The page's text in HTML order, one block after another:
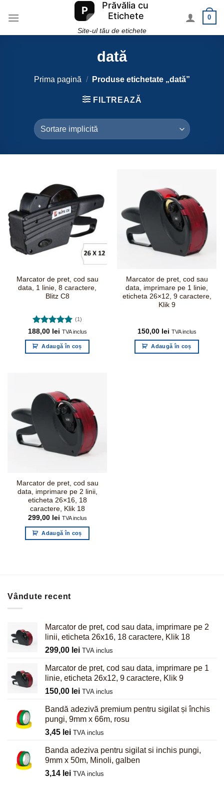
Site-ul tău de etichete
0
dată
Prima pagină / Produse etichetate „dată”
FILTREAZĂ
Marcator de pret, cod sau
data, 1 linie, 8 caractere,
Blitz C8
Evaluat la
5.00din 5
(1)
188,00 lei TVA inclus
Adaugă în coș
Marcator de pret, cod sau
data, imprimare pe 1 linie,
eticheta 26×12, 9 caractere,
Klik 9
150,00 lei TVA inclus
Adaugă în coș
Marcator de pret, cod sau
data, imprimare pe 2 linii,
eticheta 26×16, 18
caractere, Klik 18
299,00 lei TVA inclus
Adaugă în coș
Vândute recent
Marcator de pret, cod sau data, imprimare pe 2
linii, eticheta 26x16, 18 caractere, Klik 18
299,00 lei TVA inclus
Marcator de pret, cod sau data, imprimare pe 1
linie, eticheta 26x12, 9 caractere, Klik 9
150,00 lei TVA inclus
Bandă adezivă premium pentru sigilat și închis
pungi, 9mm x 66m, rosu
3,45 lei TVA inclus
Banda adeziva pentru sigilat si inchis pungi,
9mm x 50m, Minoli, galben
3,14 lei TVA inclus